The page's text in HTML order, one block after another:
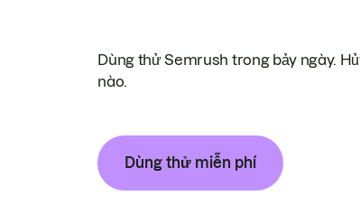
Dùng thử Semrush trong bảy ngày.
nào.
Dùng thử miễn phí